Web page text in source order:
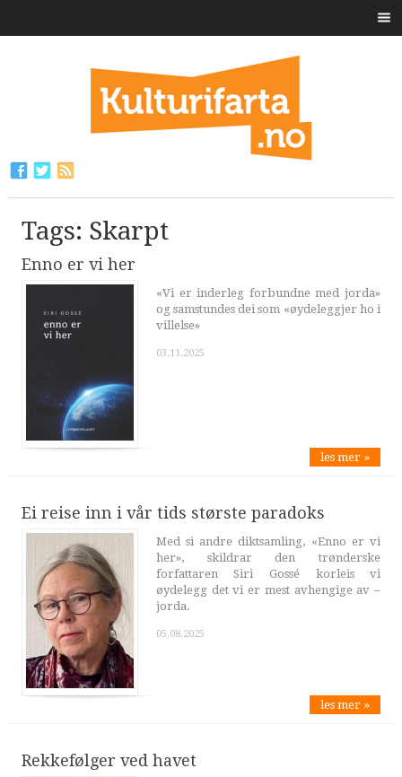
Tags: Skarpt
Enno er vi her
«Vi er inderleg forbundne med jorda»
og samstundes dei som «øydeleggjer ho i
villelse»
03.11.2025
les mer »
Ei reise inn i vår tids største paradoks
Med si andre diktsamling, «Enno er vi
her», skildrar den trønderske
forfattaren Siri Gossé korleis vi
øydelegg det vi er mest avhengige av –
jorda.
05.08.2025
les mer »
Rekkefølger ved havet